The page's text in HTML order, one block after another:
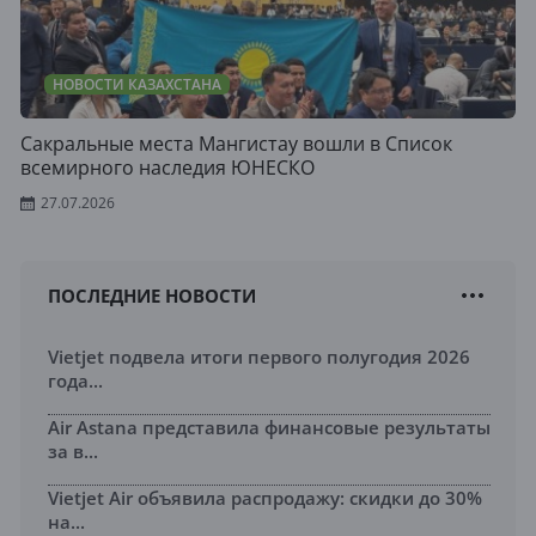
НОВОСТИ КАЗАХСТАНА
Сакральные места Мангистау вошли в Список
всемирного наследия ЮНЕСКО
27.07.2026
ПОСЛЕДНИЕ НОВОСТИ
Vietjet подвела итоги первого полугодия 2026
года...
Air Astana представила финансовые результаты
за в...
Vietjet Air объявила распродажу: скидки до 30%
на...